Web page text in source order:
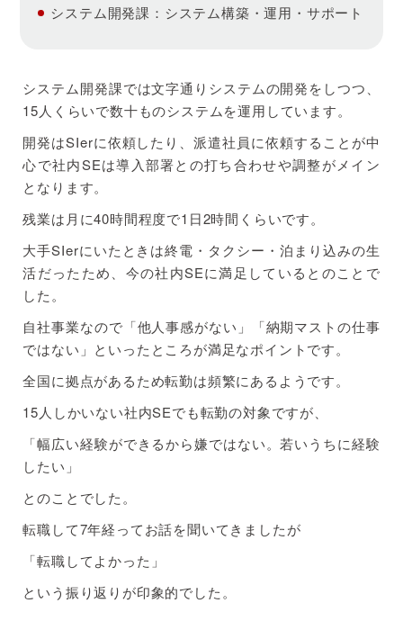
システム開発課：システム構築・運用・サポート
システム開発課では文字通りシステムの開発をしつつ、
15人くらいで数十ものシステムを運用しています。
開発はSIerに依頼したり、派遣社員に依頼することが中
心で社内SEは導入部署との打ち合わせや調整がメイン
となります。
残業は月に40時間程度で1日2時間くらいです。
大手SIerにいたときは終電・タクシー・泊まり込みの生
活だったため、今の社内SEに満足しているとのことで
した。
自社事業なので「他人事感がない」「納期マストの仕事
ではない」といったところが満足なポイントです。
全国に拠点があるため転勤は頻繁にあるようです。
15人しかいない社内SEでも転勤の対象ですが、
「幅広い経験ができるから嫌ではない。若いうちに経験
したい」
とのことでした。
転職して7年経ってお話を聞いてきましたが
「転職してよかった」
という振り返りが印象的でした。